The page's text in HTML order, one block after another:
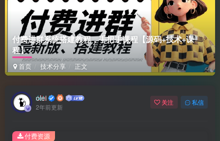
付费进群系统搭建教程，手把手课程【源码+技术+课
程】
首页 技术分享 正文
olei
2年前更新
关注 私信
付费资源